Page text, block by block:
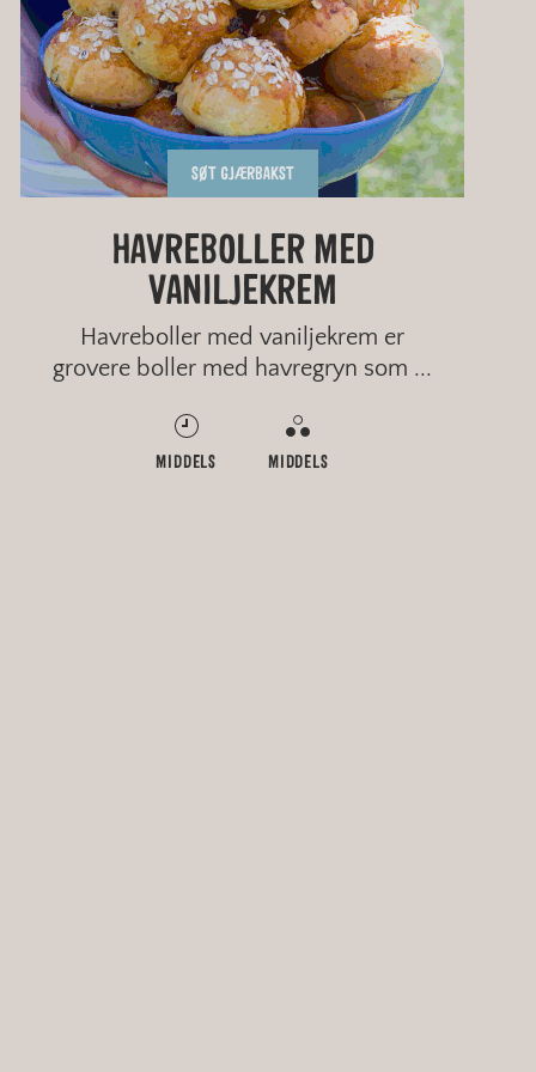
SØT GJÆRBAKST
HAVREBOLLER MED
VANILJEKREM
Havreboller med vaniljekrem er
grovere boller med havregryn som ...
MIDDELS MIDDELS
GROVE PIZZASNURRER I
FORM
OSELIAS HONNINGKAKE
RASK ENKELT
RUSTIKKE SITRONKJEKS
MIDDELS MIDDELS